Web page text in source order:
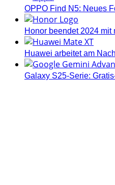
OPPO Find N5: Neues
Honor beendet 2024
Huawei arbeitet am
Galaxy S25-Serie: